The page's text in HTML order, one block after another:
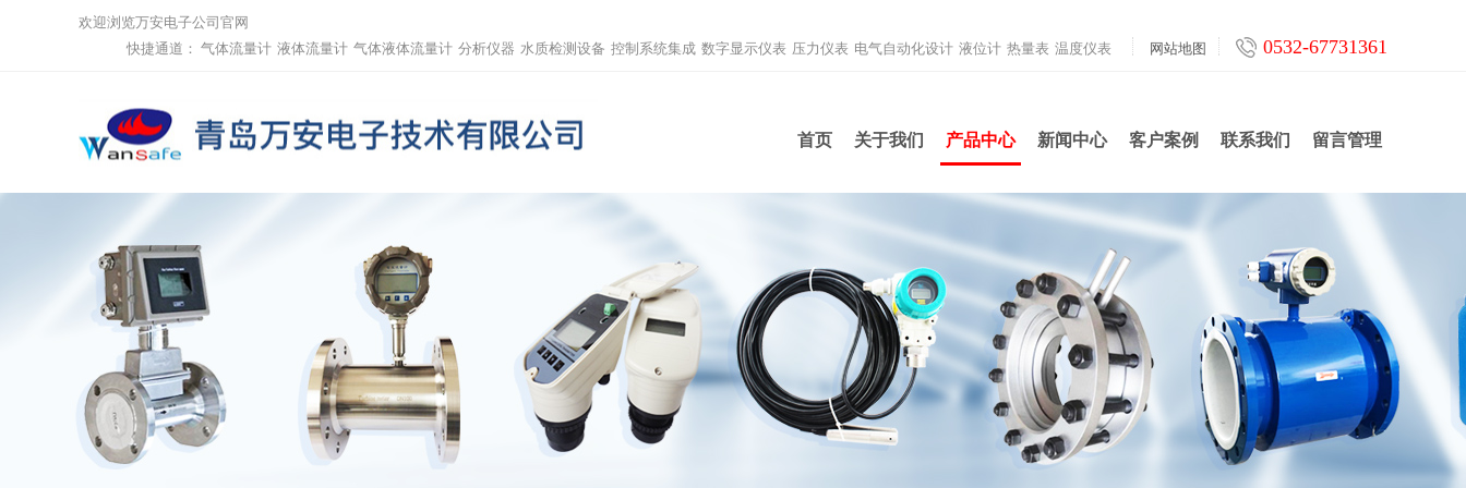
欢迎浏览万安电子公司官网
快捷通道： 气体流量计 液体流量计 气体液体流量计 分析仪器 水质检测设备 控制系统集成 数字显示仪表 压力仪表 电气自动化设计 液位计 热量表 温度仪表 网站地图 0532-67731361
首页 关于我们 产品中心 新闻中心 客户案例 联系我们 留言管理